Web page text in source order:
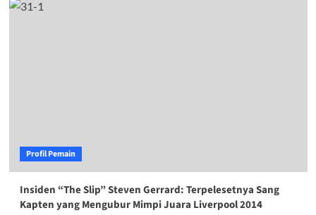
Profil Pemain
Insiden “The Slip” Steven Gerrard: Terpelesetnya Sang
Kapten yang Mengubur Mimpi Juara Liverpool 2014